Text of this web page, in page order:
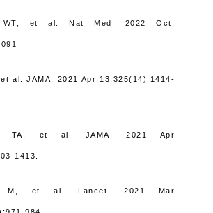
et al. Nat Med. 2022 Oct;
al. JAMA. 2021 Apr 13;325(14):1414-
TA, et al. JAMA. 2021 Apr
1413.
M, et al. Lancet. 2021 Mar